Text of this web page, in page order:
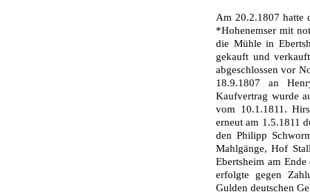
Am 20.2.1807 hatte
*Hohenemser mit
die Mühle in
gekauft und
abgeschlossen vor
18.9.1807 an
Kaufvertrag wurde
vom 10.1.1811.
erneut am 1.5.1811
den Philipp
Mahlgänge, Hof
Ebertsheim am
erfolgte gegen
Gulden deutschen